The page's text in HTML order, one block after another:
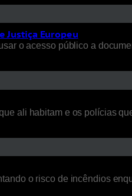
Justiça Europeu
o acesso público a
ali habitam e os polícias
o risco de incêndios